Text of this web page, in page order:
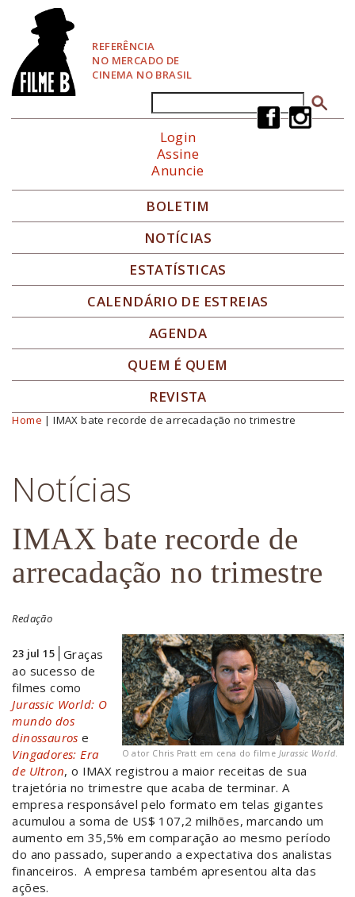
REFERÊNCIA
NO MERCADO DE
CINEMA NO BRASIL
Formulário de busca
Login
Assine
Anuncie
BOLETIM
NOTÍCIAS
ESTATÍSTICAS
CALENDÁRIO DE ESTREIAS
AGENDA
QUEM É QUEM
REVISTA
Você está aqui
Home | IMAX bate recorde de arrecadação no trimestre
Notícias
IMAX bate recorde de
arrecadação no trimestre
Redação
23 jul 15
O ator Chris Pratt em cena do filme Jurassic World
Graças
ao sucesso de
filmes como
Jurassic World: O
mundo dos
dinossauros e
Vingadores: Era
de Ultron, o IMAX registrou a maior receitas de sua
trajetória no trimestre que acaba de terminar. A
empresa responsável pelo formato em telas gigantes
acumulou a soma de US$ 107,2 milhões, marcando um
aumento em 35,5% em comparação ao mesmo período
do ano passado, superando a expectativa dos analistas
financeiros. A empresa também apresentou alta das
ações.